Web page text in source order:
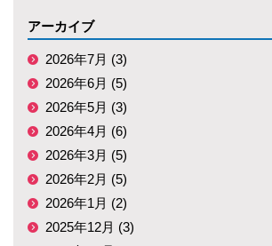
アーカイブ
2026年7月 (3)
2026年6月 (5)
2026年5月 (3)
2026年4月 (6)
2026年3月 (5)
2026年2月 (5)
2026年1月 (2)
2025年12月 (3)